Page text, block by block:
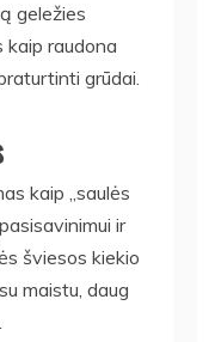
geležies
kaip raudona
grūdai.
kaip „saulės
ir
šviesos kiekio
maistu, daug